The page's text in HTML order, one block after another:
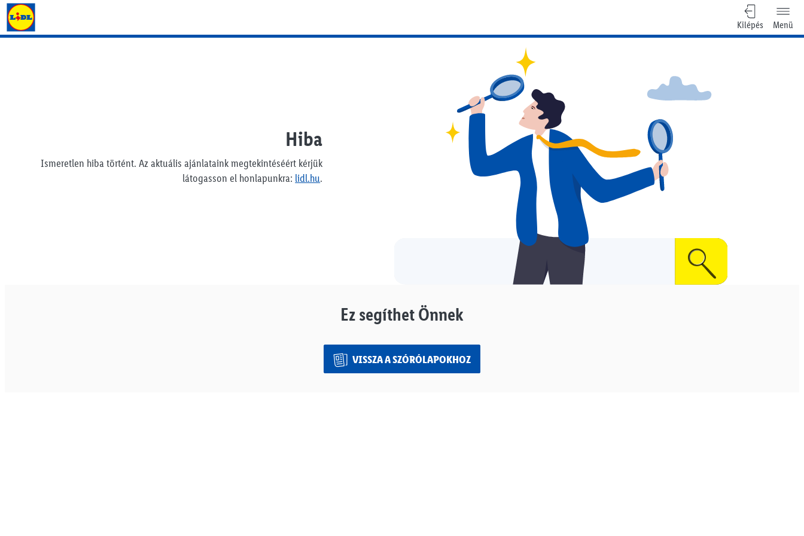
Lidl Magyarország
Kilépés Menü
Hiba
Ismeretlen hiba történt. Az aktuális ajánlataink megtekintéséért kérjük
látogasson el honlapunkra: lidl.hu.
Ez segíthet Önnek
VISSZA A SZÓRÓLAPOKHOZ